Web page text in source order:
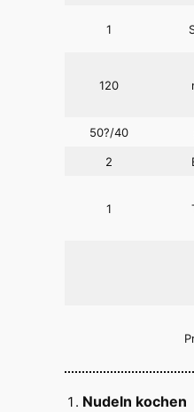
1
120
50?/40
2
1
Nudeln kochen